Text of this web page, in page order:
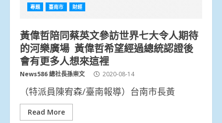
專題 臺南市 財經
黃偉哲陪同蔡英文參訪世界七大令人期待
的河樂廣場 黃偉哲希望經過總統認證後
會有更多人想來這裡
News586 總社長孫崇文 2020-08-14
（特派員陳宥森/臺南報導）台南市長黃
Read More